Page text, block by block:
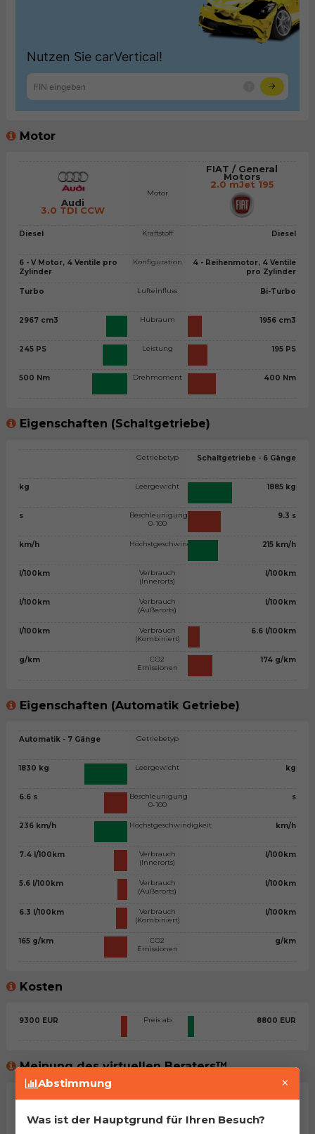
Motor
Audi
3.0 TDI CCW
Diesel
6 - V Motor, 4 Ventile pro
Zylinder
Turbo
2967 cm3
245 PS
500 Nm
Motor
Kraftstoff
Konfiguration
Lufteinfluss
Hubraum
Leistung
Drehmoment
FIAT / General
Motors
2.0 mJet 195
Diesel
4 - Reihenmotor, 4 Ventile
pro Zylinder
Bi-Turbo
1956 cm3
195 PS
400 Nm
Eigenschaften (Schaltgetriebe)
kg
s
km/h
l/100km
l/100km
l/100km
g/km
Getriebetyp
Leergewicht
Beschleunigung
0-100
Höchstgeschwindigkeit
Verbrauch
(Innerorts)
Verbrauch
(Außerorts)
Verbrauch
(Kombiniert)
CO2
Emissionen
Schaltgetriebe - 6 Gänge
1885 kg
9.3 s
215 km/h
l/100km
l/100km
6.6 l/100km
174 g/km
Eigenschaften (Automatik Getriebe)
Automatik - 7 Gänge
1830 kg
6.6 s
236 km/h
7.4 l/100km
5.6 l/100km
6.3 l/100km
165 g/km
Getriebetyp
Leergewicht
Beschleunigung
0-100
Höchstgeschwindigkeit
Verbrauch
(Innerorts)
Verbrauch
(Außerorts)
Verbrauch
(Kombiniert)
CO2
Emissionen
kg
s
km/h
l/100km
l/100km
l/100km
g/km
Kosten
9300 EUR Preis ab 8800 EUR
Meinung des virtuellen Beraters™
Na, man kann sagen, dass es sich um zwei sehr ähnliche
Abstimmung ×
Was ist der Hauptgrund für Ihren Besuch?